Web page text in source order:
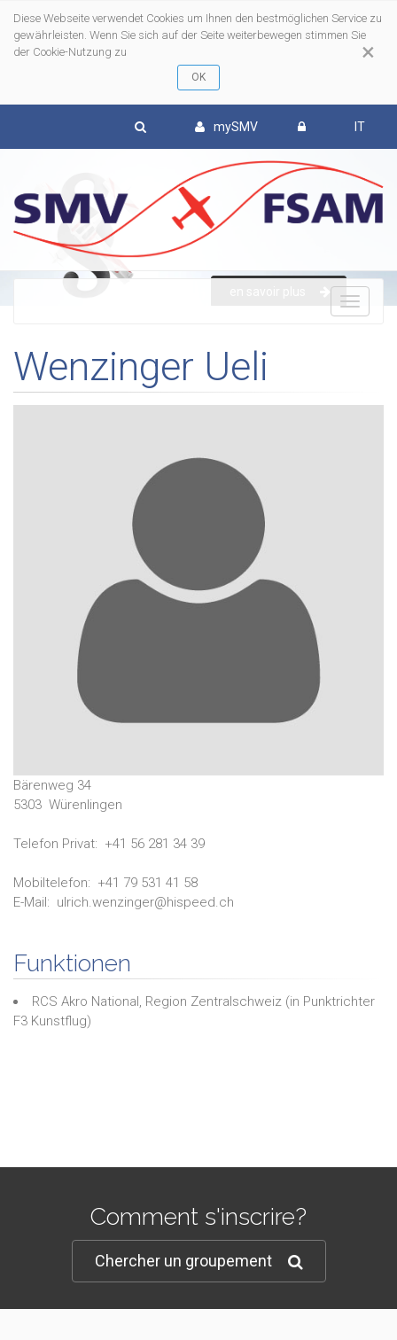
×
Diese Webseite verwendet Cookies um Ihnen den bestmöglichen Service zu
gewährleisten. Wenn Sie sich auf der Seite weiterbewegen stimmen Sie
der Cookie-Nutzung zu
mySMV IT
Wenzinger Ueli
Bärenweg 34
5303 Würenlingen
Telefon Privat: +41 56 281 34 39
Mobiltelefon: +41 79 531 41 58
E-Mail: ulrich.wenzinger@hispeed.ch
Funktionen
RCS Akro National, Region Zentralschweiz (in Punktrichter
F3 Kunstflug)
Comment s'inscrire?
Chercher un groupement